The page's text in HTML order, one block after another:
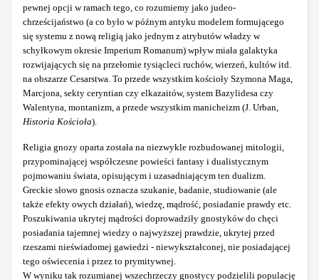
pewnej opcji w ramach tego, co rozumiemy jako judeo-
chrześcijaństwo (a co było w późnym antyku modelem formującego
się systemu z nową religią jako jednym z atrybutów władzy w
schyłkowym okresie Imperium Romanum) wpływ miała galaktyka
rozwijających się na przełomie tysiącleci ruchów, wierzeń, kultów itd.
na obszarze Cesarstwa. To przede wszystkim kościoły Szymona Maga,
Marcjona, sekty ceryntian czy elkazaitów, system Bazylidesa czy
Walentyna, montanizm, a przede wszystkim manicheizm (J. Urban,
Historia Kościoła).
Religia gnozy oparta została na niezwykle rozbudowanej mitologii,
przypominającej współczesne powieści fantasy i dualistycznym
pojmowaniu świata, opisującym i uzasadniającym ten dualizm.
Greckie słowo gnosis oznacza szukanie, badanie, studiowanie (ale
także efekty owych działań), wiedzę, mądrość, posiadanie prawdy etc.
Poszukiwania ukrytej mądrości doprowadziły gnostyków do chęci
posiadania tajemnej wiedzy o najwyższej prawdzie, ukrytej przed
rzeszami nieświadomej gawiedzi - niewykształconej, nie posiadającej
tego oświecenia i przez to prymitywnej.
W wyniku tak rozumianej wszechrzeczy gnostycy podzielili populację